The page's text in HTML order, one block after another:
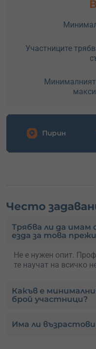
Участниците
Минималният
Пирин
Често
Трябва ли да имам
езда за това
Не е нужен опит.
те научат на всичко
Какъв е
брой участници?
Има ли